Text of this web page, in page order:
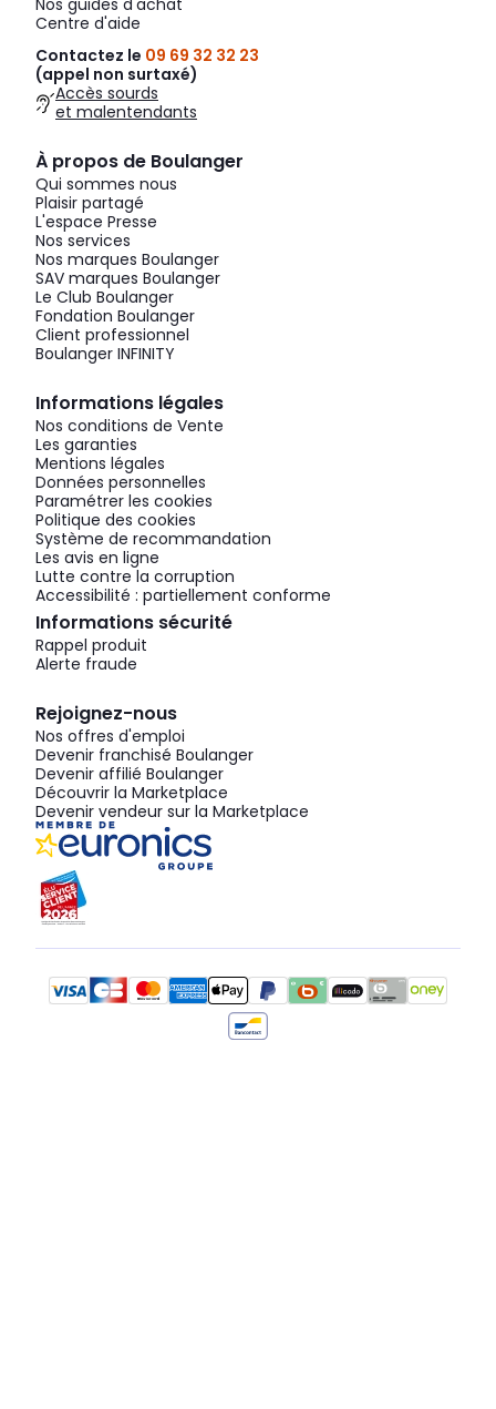
Nos guides d'achat
Centre d'aide
Contactez le 09 69 32 32 23
(appel non surtaxé)
Accès sourds
et malentendants
À propos de Boulanger
Qui sommes nous
Plaisir partagé
L'espace Presse
Nos services
Nos marques Boulanger
SAV marques Boulanger
Le Club Boulanger
Fondation Boulanger
Client professionnel
Boulanger INFINITY
Informations légales
Nos conditions de Vente
Les garanties
Mentions légales
Données personnelles
Paramétrer les cookies
Politique des cookies
Système de recommandation
Les avis en ligne
Lutte contre la corruption
Accessibilité : partiellement conforme
Informations sécurité
Rappel produit
Alerte fraude
Rejoignez-nous
Nos offres d'emploi
Devenir franchisé Boulanger
Devenir affilié Boulanger
Découvrir la Marketplace
Devenir vendeur sur la Marketplace